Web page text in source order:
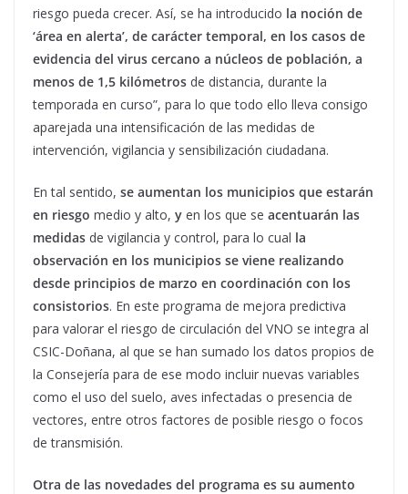
riesgo pueda crecer. Así, se ha introducido la noción de
‘área en alerta’, de carácter temporal, en los casos de
evidencia del virus cercano a núcleos de población, a
menos de 1,5 kilómetros de distancia, durante la
temporada en curso”, para lo que todo ello lleva consigo
aparejada una intensificación de las medidas de
intervención, vigilancia y sensibilización ciudadana.
En tal sentido, se aumentan los municipios que estarán
en riesgo medio y alto, y en los que se acentuarán las
medidas de vigilancia y control, para lo cual la
observación en los municipios se viene realizando
desde principios de marzo en coordinación con los
consistorios. En este programa de mejora predictiva
para valorar el riesgo de circulación del VNO se integra al
CSIC-Doñana, al que se han sumado los datos propios de
la Consejería para de ese modo incluir nuevas variables
como el uso del suelo, aves infectadas o presencia de
vectores, entre otros factores de posible riesgo o focos
de transmisión.
Otra de las novedades del programa es su aumento